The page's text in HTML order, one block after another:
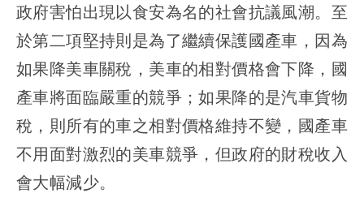
政府害怕出現以食安為名的社會抗議風潮。至
於第二項堅持則是為了繼續保護國產車，因為
如果降美車關稅，美車的相對價格會下降，國
產車將面臨嚴重的競爭；如果降的是汽車貨物
稅，則所有的車之相對價格維持不變，國產車
不用面對激烈的美車競爭，但政府的財稅收入
會大幅減少。